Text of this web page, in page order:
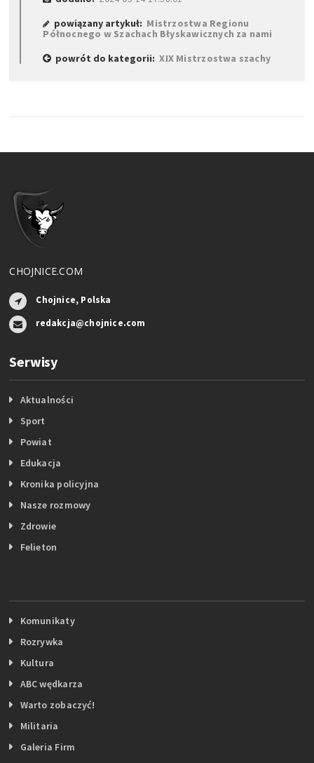
powiązany artykuł: Mistrzostwa Regionu
Północnego w Szachach Błyskawicznych za nami
powrót do kategorii:XIX Mistrzostwa szachy
CHOJNICE.COM
Chojnice, Polska
redakcja@chojnice.com
Serwisy
Aktualności
Sport
Powiat
Edukacja
Kronika policyjna
Nasze rozmowy
Zdrowie
Felieton
Komunikaty
Rozrywka
Kultura
ABC wędkarza
Warto zobaczyć!
Militaria
Galeria Firm